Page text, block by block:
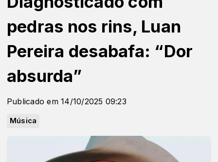
pedras nos rins, Luan
Pereira desabafa: “Dor
absurda”
Publicado em 14/10/2025 09:23
Música